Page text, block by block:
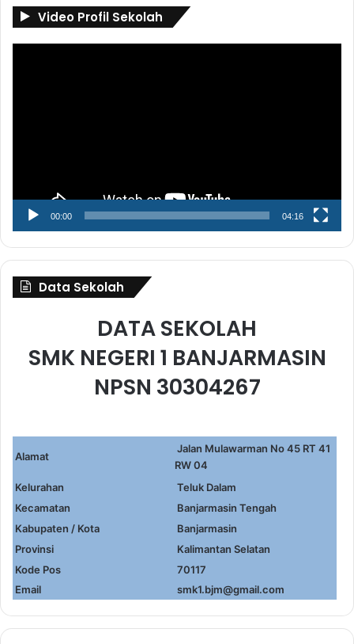
Video Profil Sekolah
00:00 04:16
Data Sekolah
DATA SEKOLAH
SMK NEGERI 1 BANJARMASIN
NPSN 30304267
Alamat
Jalan Mulawarman No 45 RT 41
RW 04
Kelurahan
Teluk Dalam
Kecamatan
Banjarmasin Tengah
Kabupaten / Kota
Banjarmasin
Provinsi
Kalimantan Selatan
Kode Pos
70117
Email
smk1.bjm@gmail.com